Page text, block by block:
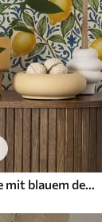
Tapeten Zitronenzweige mit blauem dekorativem Hintergrund